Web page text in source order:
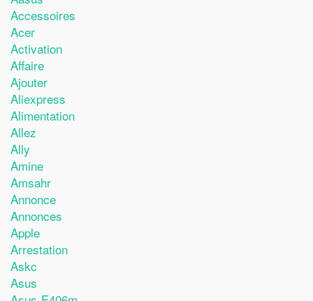
Accessoires
Acer
Activation
Affaire
Ajouter
Aliexpress
Alimentation
Allez
Ally
Amine
Amsahr
Annonce
Annonces
Apple
Arrestation
Askc
Asus